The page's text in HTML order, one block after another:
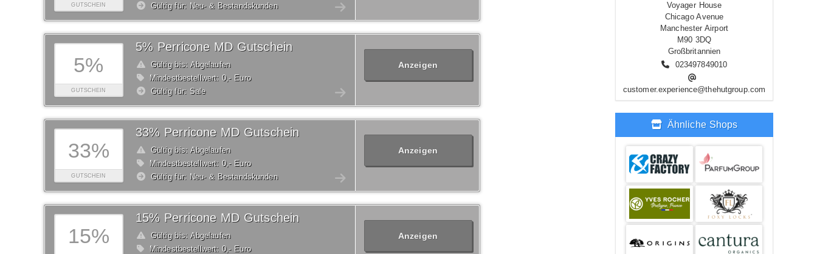
GUTSCHEIN
Gültig für: Neu- & Bestandskunden
5%
GUTSCHEIN
5% Perricone MD Gutschein
Gültig bis: Abgelaufen
Mindestbestellwert: 0,- Euro
Gültig für: Sale
Anzeigen
33%
GUTSCHEIN
33% Perricone MD Gutschein
Gültig bis: Abgelaufen
Mindestbestellwert: 0,- Euro
Gültig für: Neu- & Bestandskunden
Anzeigen
15%
15% Perricone MD Gutschein
Gültig bis: Abgelaufen
Mindestbestellwert: 0,- Euro
Anzeigen
Voyager House
Chicago Avenue
Manchester Airport
M90 3DQ
Großbritannien
023497849010
customer.experience@thehutgroup.com
Ähnliche Shops